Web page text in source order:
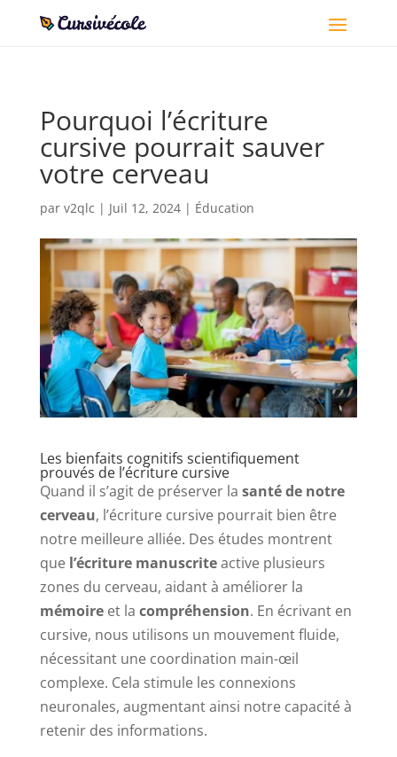
Pourquoi l’écriture
cursive pourrait sauver
votre cerveau
par v2qlc | Juil 12, 2024| Éducation
Les bienfaits cognitifs scientifiquement
prouvés de l’écriture cursive
Quand il s’agit de préserver la santé de notre
cerveau, l’écriture cursive pourrait bien être
notre meilleure alliée. Des études montrent
que l’écriture manuscriteactive plusieurs
zones du cerveau, aidant à améliorer la
mémoireet la compréhension. En écrivant en
cursive, nous utilisons un mouvement fluide,
nécessitant une coordination main-œil
complexe. Cela stimule les connexions
neuronales, augmentant ainsi notre capacité à
retenir des informations.